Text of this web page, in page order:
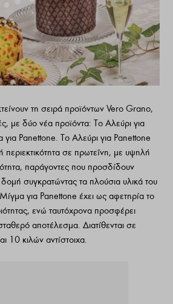
τη σειρά προϊόντων Vero Grano,
με δύο νέα προϊόντα: Το Αλεύρι για
για Panettone. Το Αλεύρι για Panettone
σε πρωτεΐνη, με υψηλή
παράγοντες που προσδίδουν
συγκρατώντας τα πλούσια υλικά του
για Panettone έχει ως αφετηρία το
ενώ ταυτόχρονα προσφέρει
αποτέλεσμα. Διατίθενται σε
10 κιλών αντίστοιχα.